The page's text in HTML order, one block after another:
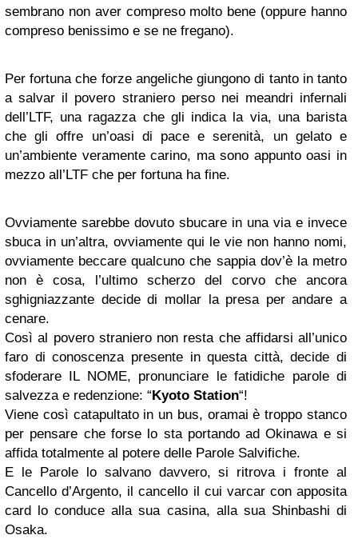
sembrano non aver compreso molto bene (oppure hanno
compreso benissimo e se ne fregano).
Per fortuna che forze angeliche giungono di tanto in tanto
a salvar il povero straniero perso nei meandri infernali
dell’LTF, una ragazza che gli indica la via, una barista
che gli offre un’oasi di pace e serenità, un gelato e
un’ambiente veramente carino, ma sono appunto oasi in
mezzo all’LTF che per fortuna ha fine.
Ovviamente sarebbe dovuto sbucare in una via e invece
sbuca in un’altra, ovviamente qui le vie non hanno nomi,
ovviamente beccare qualcuno che sappia dov’è la metro
non è cosa, l’ultimo scherzo del corvo che ancora
sghigniazzante decide di mollar la presa per andare a
cenare.
Così al povero straniero non resta che affidarsi all’unico
faro di conoscenza presente in questa città, decide di
sfoderare IL NOME, pronunciare le fatidiche parole di
salvezza e redenzione: “Kyoto Station“!
Viene così catapultato in un bus, oramai è troppo stanco
per pensare che forse lo sta portando ad Okinawa e si
affida totalmente al potere delle Parole Salvifiche.
E le Parole lo salvano davvero, si ritrova i fronte al
Cancello d’Argento, il cancello il cui varcar con apposita
card lo conduce alla sua casina, alla sua Shinbashi di
Osaka.